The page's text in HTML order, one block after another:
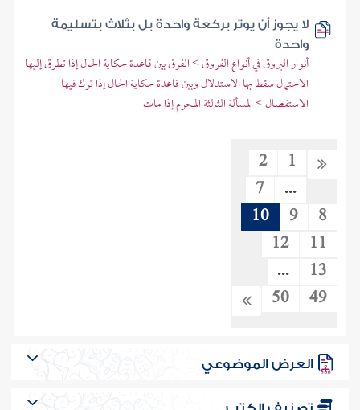
لا يجوز أن يوتر بركعة واحدة بل بثلاث بتسليمة
واحدة
أنوار البروق في أنواع الفروق > الفرق بين قاعدة حكاية الحال إذا تطرق إليها
الاحتمال سقط بها الاستدلال وبين قاعدة حكاية الحال إذا ترك فيها
الاستفصال > المسألة الثالثة المحرم إذا مات
1
2
...
7
8
9
10
11
12
13
...
49
50
العرض الموضوعي